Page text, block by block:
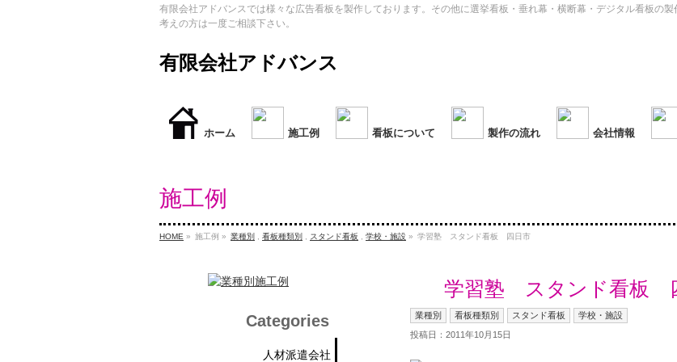
有限会社アドバンスでは様々な広告看板を製作しております。その他に選挙看板・垂れ幕・横断幕・デジタル看板の
考えの方は一度ご相談下さい。
有限会社アドバンス
ホーム 施工例 看板について 製作の流れ 会社情報
施工例
HOME » 施工例 » 業種別 看板種類別 スタンド看板 学校・施設 » 学習塾 スタンド看板 四日市
学習塾 スタンド看板
業種別 看板種類別 スタンド看板
学校・施設
投稿日：2011年10月15日
Categories
人材派遣会社